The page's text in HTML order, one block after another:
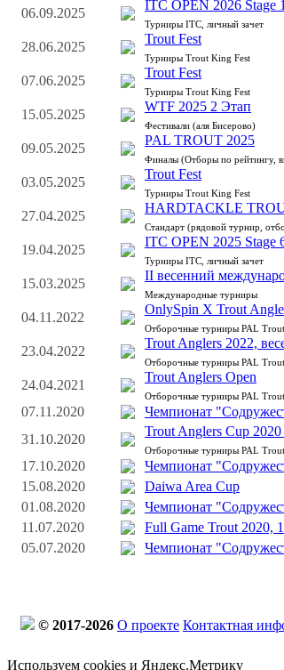
06.09.2025
ITC OPEN 2026 Stage
Турниры ITC, личный зачет
28.06.2025
Trout Fest
Турниры Trout King Fest
07.06.2025
Trout Fest
Турниры Trout King Fest
15.05.2025
WTF 2025 2 Этап
Фестивали (аля Бисерово)
09.05.2025
PAL TROUT 2025
Финалы (Отборы по рейтингу,
03.05.2025
Trout Fest
Турниры Trout King Fest
27.04.2025
HARDTACKLE
Стандарт (рядовой турнир,
19.04.2025
ITC OPEN 2025 Stage
Турниры ITC, личный зачет
15.03.2025
II весенний
Международные турниры
04.11.2022
OnlySpin X Trout
Отборочные турниры PAL
23.04.2022
Trout Anglers 2022,
Отборочные турниры PAL
24.04.2021
Trout Anglers Open
Отборочные турниры PAL
07.11.2020 Чемпионат
31.10.2020
Trout Anglers Cup 2020
Отборочные турниры PAL
17.10.2020 Чемпионат
15.08.2020 Daiwa Area Cup
01.08.2020 Чемпионат
11.07.2020 Full Game Trout 2020,
05.07.2020 Чемпионат
© 2017-2026 О проекте Контактная
Используем cookies и Яндекс.Метрику